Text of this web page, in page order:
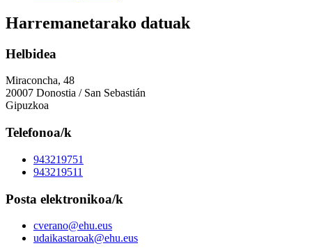
Harremanetarako datuak
Helbidea
Miraconcha, 48
20007 Donostia / San Sebastián
Gipuzkoa
Telefonoa/k
943219751
943219511
Posta elektronikoa/k
cverano@ehu.eus
udaikastaroak@ehu.eus